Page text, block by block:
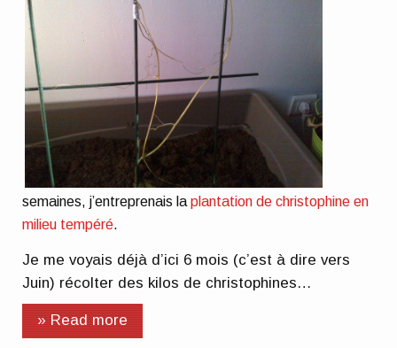
semaines, j’entreprenais laplantation de christophine en
milieu tempéré.
Je me voyais déjà d’ici 6 mois (c’est à dire vers
Juin) récolter des kilos de christophines…
» Read more